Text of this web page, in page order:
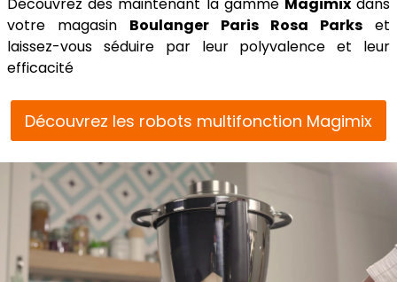
Découvrez dès maintenant la gamme Magimixdans
votre magasin Boulanger Paris Rosa Parks et
laissez-vous séduire par leur polyvalence et leur
efficacité
Découvrez les robots multifonction Magimix